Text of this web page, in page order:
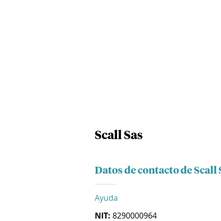
Scall Sas
Datos de contacto de Scall
Ayuda
NIT: 8290000964